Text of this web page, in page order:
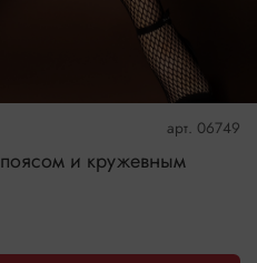
арт. 06749
и кружевным